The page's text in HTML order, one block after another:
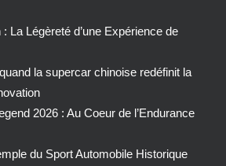
La Légèreté d’une Expérience de
la supercar chinoise redéfinit la
2026 : Au Coeur de l’Endurance
du Sport Automobile Historique